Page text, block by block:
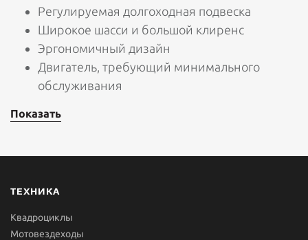
Регулируемая долгоходная подвеска
Широкое шасси и большой клиренс
Эргономичный дизайн
Двигатель, требующий минимального
обслуживания
Показать
ТЕХНИКА
Квадроциклы
Мотовездеходы